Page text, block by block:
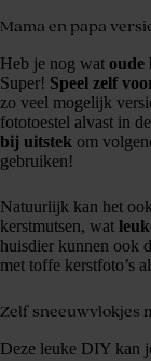
Mama en papa
Heb je nog wat oude
Super! Speel zelf
zo veel mogelijk
fototoestel alvast in
bij uitstek om
gebruiken!
Natuurlijk kan het
kerstmutsen, wat
huisdier kunnen ook
met toffe kerstfoto’s
Zelf sneeuwvlokjes
Deze leuke DIY kan